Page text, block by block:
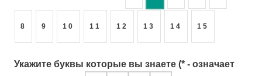
8 9 10 11 12 13 14 15
Укажите буквы которые вы знаете (* - означает